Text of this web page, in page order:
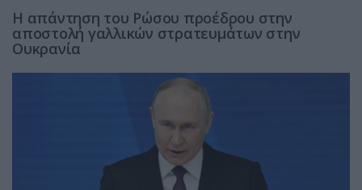
Η απάντηση του Ρώσου προέδρου στην
αποστολή γαλλικών στρατευμάτων στην
Ουκρανία